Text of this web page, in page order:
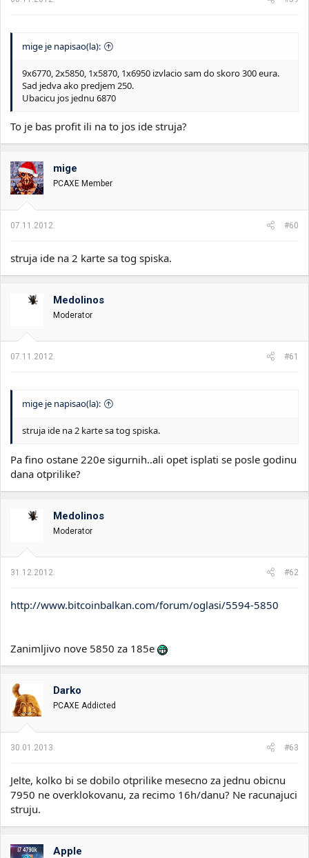
mige je napisao(la):
9x6770, 2x5850, 1x5870, 1x6950 izvlacio sam do skoro 300 eura.
Sad jedva ako predjem 250.
Ubacicu jos jednu 6870
To je bas profit ili na to jos ide struja?
mige
PCAXE Member
07.11.2012. #60
struja ide na 2 karte sa tog spiska.
Medolinos
Moderator
07.11.2012. #61
mige je napisao(la):
struja ide na 2 karte sa tog spiska.
Pa fino ostane 220e sigurnih..ali opet isplati se posle godinu
dana otprilike?
Medolinos
Moderator
31.12.2012. #62
http://www.bitcoinbalkan.com/forum/oglasi/5594-5850
Zanimljivo nove 5850 za 185e
Darko
PCAXE Addicted
30.01.2013. #63
Jelte, kolko bi se dobilo otprilike mesecno za jednu obicnu
7950 ne overklokovanu, za recimo 16h/danu? Ne racunajuci
struju.
Apple